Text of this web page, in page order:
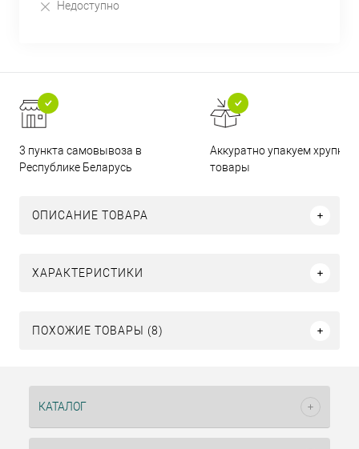
Недоступно
3 пункта самовывоза в
Республике Беларусь
Аккуратно упакуем хрупкие
товары
ОПИСАНИЕ ТОВАРА
ХАРАКТЕРИСТИКИ
ПОХОЖИЕ ТОВАРЫ (8)
КАТАЛОГ